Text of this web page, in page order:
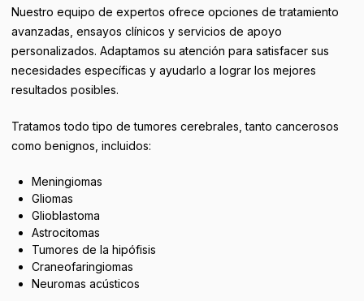
Nuestro equipo de expertos ofrece opciones de tratamiento
avanzadas, ensayos clínicos y servicios de apoyo
personalizados. Adaptamos su atención para satisfacer sus
necesidades específicas y ayudarlo a lograr los mejores
resultados posibles.
Tratamos todo tipo de tumores cerebrales, tanto cancerosos
como benignos, incluidos:
Meningiomas
Gliomas
Glioblastoma
Astrocitomas
Tumores de la hipófisis
Craneofaringiomas
Neuromas acústicos